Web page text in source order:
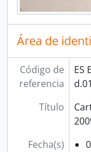
Área de
Código de
referencia
ES
d.01
Título
Fecha(s)